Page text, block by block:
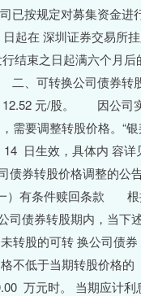
按规定对募集资金进
在 深圳证券交易所挂
结束之日起满六个月后
可转换公司债券转
12.52 元/股。 因公司
需要调整转股价格。“银
日生效，具体内 容详
券转股价格调整的公
有条件赎回条款 根
债券转股期内，当下
未转股的可转 换公司
不低于当期转股价格的
万元时。 当期应计利